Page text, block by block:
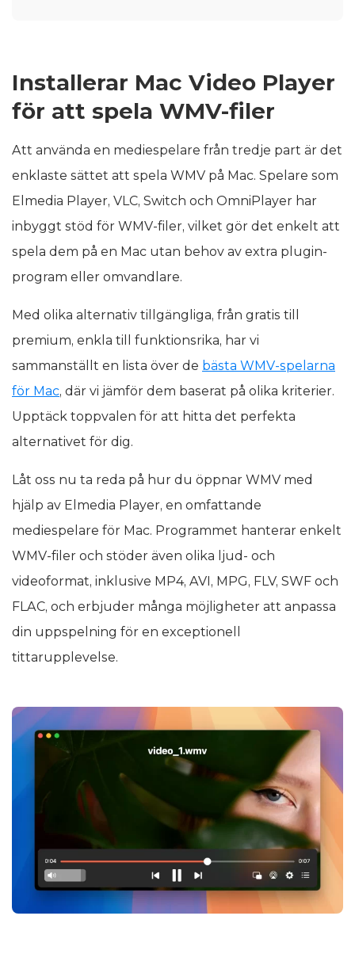
Installerar Mac Video Player
för att spela WMV-filer
Att använda en mediespelare från tredje part är det
enklaste sättet att spela WMV på Mac. Spelare som
Elmedia Player, VLC, Switch och OmniPlayer har
inbyggt stöd för WMV-filer, vilket gör det enkelt att
spela dem på en Mac utan behov av extra plugin-
program eller omvandlare.
Med olika alternativ tillgängliga, från gratis till
premium, enkla till funktionsrika, har vi
sammanställt en lista över de bästa WMV-spelarna
för Mac, där vi jämför dem baserat på olika kriterier.
Upptäck toppvalen för att hitta det perfekta
alternativet för dig.
Låt oss nu ta reda på hur du öppnar WMV med
hjälp av Elmedia Player, en omfattande
mediespelare för Mac. Programmet hanterar enkelt
WMV-filer och stöder även olika ljud- och
videoformat, inklusive MP4, AVI, MPG, FLV, SWF och
FLAC, och erbjuder många möjligheter att anpassa
din uppspelning för en exceptionell
tittarupplevelse.